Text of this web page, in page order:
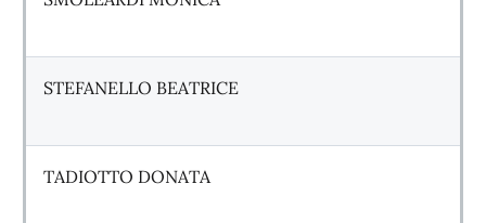
STEFANELLO BEATRICE
TADIOTTO DONATA